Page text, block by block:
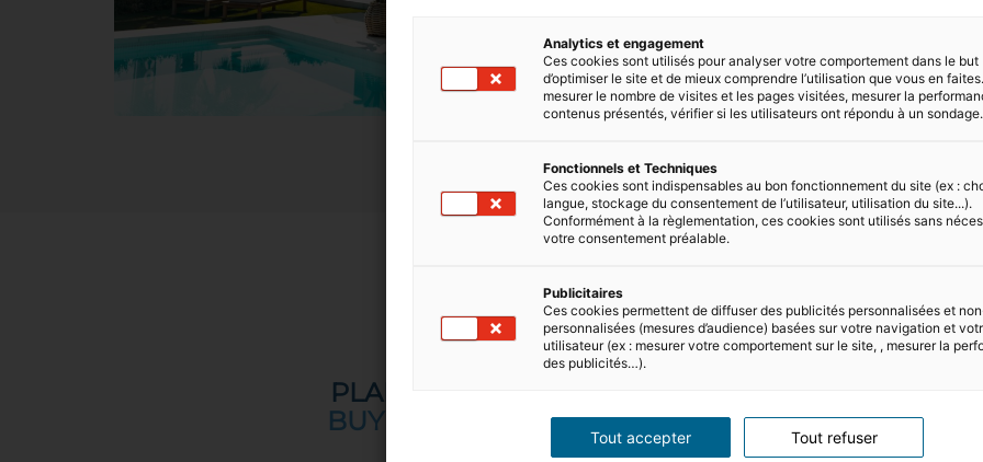
PLANNING TO
BUY ABROAD?
Analytics et engagement
Ces cookies sont utilisés pour analyser votre comportement dans le but
d’optimiser le site et de mieux comprendre l’utilisation que vous en
mesurer le nombre de visites et les pages visitées, mesurer la
contenus présentés, vérifier si les utilisateurs ont répondu à un
Fonctionnels et Techniques
Ces cookies sont indispensables au bon fonctionnement du site (ex :
langue, stockage du consentement de l’utilisateur, utilisation du site...).
Conformément à la règlementation, ces cookies sont utilisés sans
votre consentement préalable.
Publicitaires
Ces cookies permettent de diffuser des publicités personnalisées et
personnalisées (mesures d’audience) basées sur votre navigation et
utilisateur (ex : mesurer votre comportement sur le site, , mesurer la
des publicités…).
Tout accepter Tout refuser